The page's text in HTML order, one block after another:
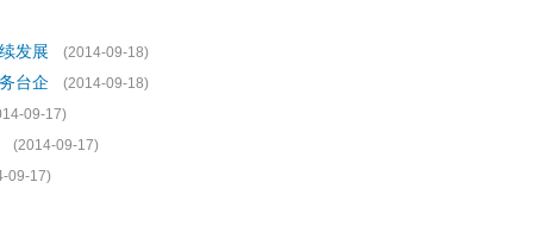
发展
(2014-09-18)
台企
(2014-09-18)
09-17)
(2014-09-17)
09-17)